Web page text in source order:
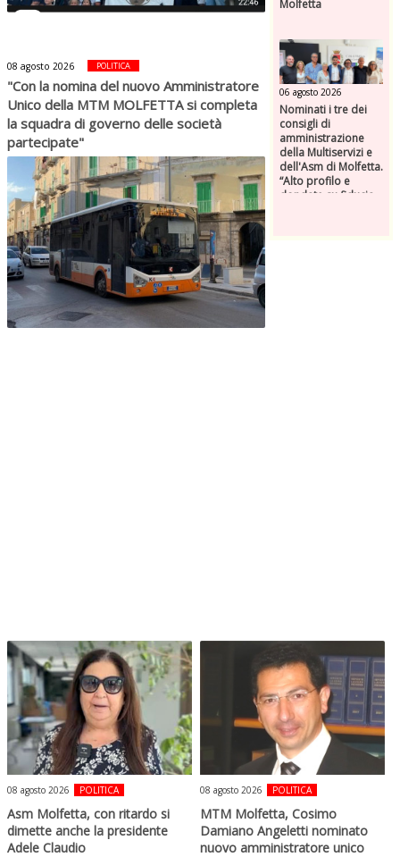
08 agosto 2026 POLITICA
"Con la nomina del nuovo Amministratore
Unico della MTM MOLFETTA si completa
la squadra di governo delle società
partecipate"
Molfetta
06 agosto 2026
Nominati i tre dei
consigli di
amministrazione
della Multiservizi e
dell'Asm di Molfetta.
“Alto profilo e
dondate su fiducia,
08 agosto 2026 POLITICA
Asm Molfetta, con ritardo si
dimette anche la presidente
Adele Claudio
08 agosto 2026 POLITICA
MTM Molfetta, Cosimo
Damiano Angeletti nominato
nuovo amministratore unico